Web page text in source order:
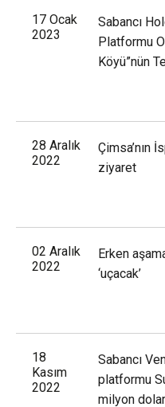
17 Ocak
2023
Sabancı
Platformu
Köyü”nün
28 Aralık
2022
Çimsa’nın
ziyaret
02 Aralık
2022
Erken
‘uçacak’
18
Kasım
2022
Sabancı
platformu
milyon dolar